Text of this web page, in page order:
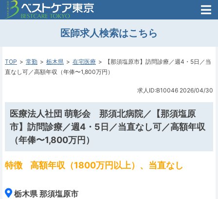
医師がはじめた
医師のための
転職支援
転職支援のお問い合わせ
医師求人検索はこちら
TOP 常勤 栃木県 在宅医療
【那須塩原市】訪問診療／週4・5日／当
直なし可／高額年収（年俸〜1,800万円）
求人ID:B10046 2026/04/30
医療法人社団 萌彰会 那須北病院／【那須塩原
市】訪問診療／週4・5日／当直なし可／高額年収
（年俸〜1,800万円）
特徴 高額年収（1800万円以上）、当直なし
栃木県 那須塩原市